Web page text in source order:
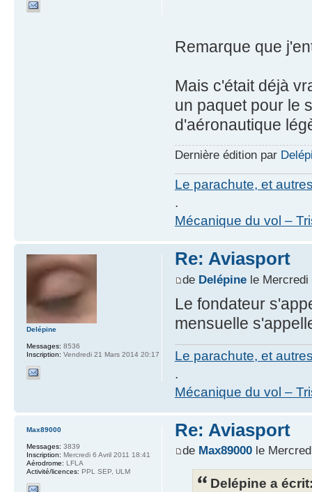
Remarque que
Mais c'était déjà
un paquet pour le
d'aéronautique
Dernière édition par
Le parachute, et
.
Mécanique du vol –
Re: Aviasport
de Delépinele Mercredi
Le fondateur
mensuelle
Le parachute, et
.
Mécanique du vol –
Delépine
Messages: 8536
Inscription: Vendredi 21 Mars 2014 20:17
Re: Aviasport
de Max89000le
Delépine a
Max89000
Messages: 3839
Inscription: Mercredi 6 Avril 2011 18:41
Aérodrome: LFLA
Activité/licences: PPL SEP, ULM